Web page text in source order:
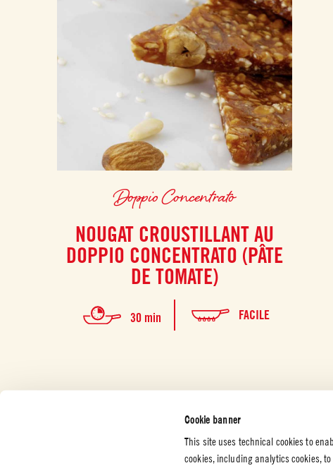
Cookie banner
This site uses technical cookies to
cookies, including analytics cookies,
Doppio Concentrato
NOUGAT CROUSTILLANT AU
DOPPIO CONCENTRATO (PÂTE
DE TOMATE)
30 min FACILE